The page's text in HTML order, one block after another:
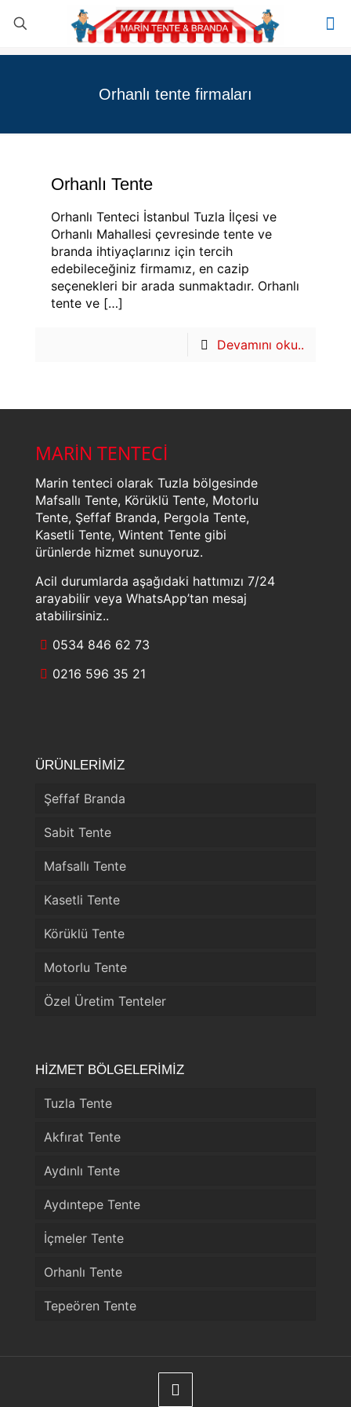
Orhanlı tente firmaları
Orhanlı Tente
Orhanlı Tenteci İstanbul Tuzla İlçesi ve
Orhanlı Mahallesi çevresinde tente ve
branda ihtiyaçlarınız için tercih
edebileceğiniz firmamız, en cazip
seçenekleri bir arada sunmaktadır. Orhanlı
tente ve […]
Devamını oku..
MARİN TENTECİ
Marin tenteci olarak Tuzla bölgesinde
Mafsallı Tente, Körüklü Tente, Motorlu
Tente, Şeffaf Branda, Pergola Tente,
Kasetli Tente, Wintent Tente gibi
ürünlerde hizmet sunuyoruz.
Acil durumlarda aşağıdaki hattımızı 7/24
arayabilir veya WhatsApp’tan mesaj
atabilirsiniz..
0534 846 62 73
0216 596 35 21
ÜRÜNLERİMİZ
Şeffaf Branda
Sabit Tente
Mafsallı Tente
Kasetli Tente
Körüklü Tente
Motorlu Tente
Özel Üretim Tenteler
HİZMET BÖLGELERİMİZ
Tuzla Tente
Akfırat Tente
Aydınlı Tente
Aydıntepe Tente
İçmeler Tente
Orhanlı Tente
Tepeören Tente